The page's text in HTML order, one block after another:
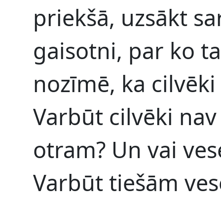
priekšā, uzsākt
gaisotni, par ko
nozīmē, ka
Varbūt cilvēki
otram? Un vai
Varbūt tiešām